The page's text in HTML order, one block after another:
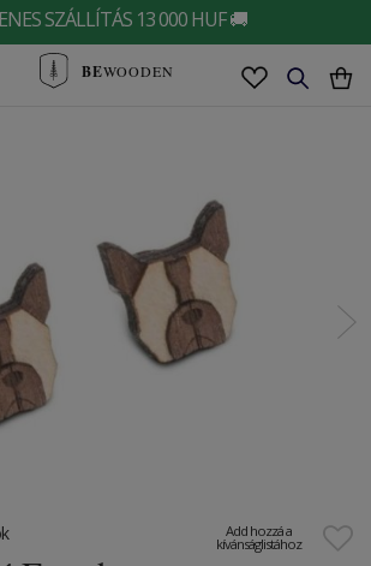
SZÁLLÍTÁS 13 000 HUF 🚚
BEWOODEN
Add hozzá a
kívánságlistához